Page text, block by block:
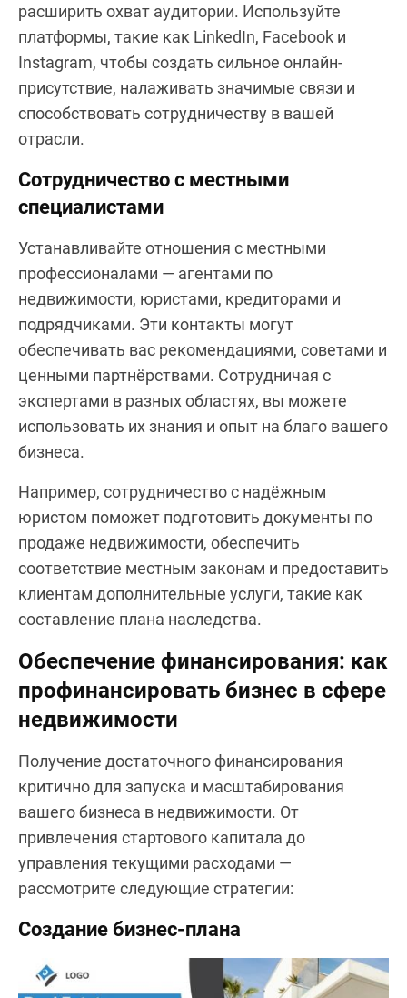
расширить охват аудитории. Используйте
платформы, такие как LinkedIn, Facebook и
Instagram, чтобы создать сильное онлайн-
присутствие, налаживать значимые связи и
способствовать сотрудничеству в вашей
отрасли.
Сотрудничество с местными
специалистами
Устанавливайте отношения с местными
профессионалами — агентами по
недвижимости, юристами, кредиторами и
подрядчиками. Эти контакты могут
обеспечивать вас рекомендациями, советами и
ценными партнёрствами. Сотрудничая с
экспертами в разных областях, вы можете
использовать их знания и опыт на благо вашего
бизнеса.
Например, сотрудничество с надёжным
юристом поможет подготовить документы по
продаже недвижимости, обеспечить
соответствие местным законам и предоставить
клиентам дополнительные услуги, такие как
составление плана наследства.
Обеспечение финансирования: как
профинансировать бизнес в сфере
недвижимости
Получение достаточного финансирования
критично для запуска и масштабирования
вашего бизнеса в недвижимости. От
привлечения стартового капитала до
управления текущими расходами —
рассмотрите следующие стратегии:
Создание бизнес-плана